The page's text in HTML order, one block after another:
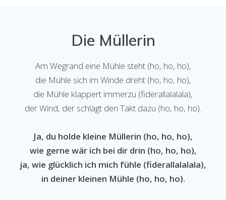
Die Müllerin
Am Wegrand eine Mühle steht (ho, ho, ho),
die Mühle sich im Winde dreht (ho, ho, ho),
die Mühle klappert immerzu (fiderallalalala),
der Wind, der schlägt den Takt dazu (ho, ho, ho).
Ja, du holde kleine Müllerin (ho, ho, ho),
wie gerne wär ich bei dir drin (ho, ho, ho),
ja, wie glücklich ich mich fühle (fiderallalalala),
in deiner kleinen Mühle (ho, ho, ho).